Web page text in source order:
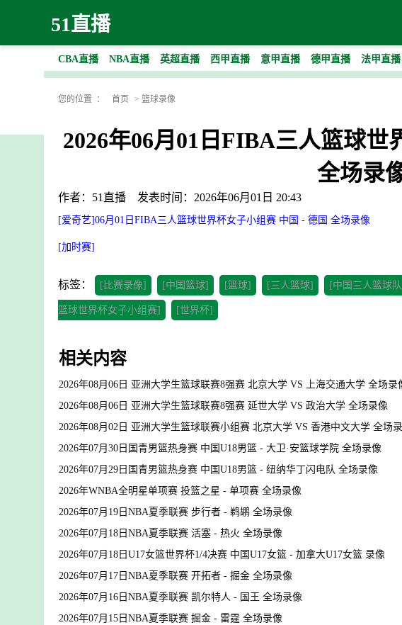
51直播
CBA直播 NBA直播 英超直播 西甲直播 意甲直播 德甲直播 法甲直播
您的位置 ： 首页 > 篮球录像
2026年06月01日FIBA三人篮球世
全场录
作者：51直播 发表时间：2026年06月01日 20:43
[爱奇艺]06月01日FIBA三人篮球世界杯女子小组赛 中国 - 德国 全场录像
[加时赛]
标签： [比赛录像] [中国篮球] [篮球] [三人篮球] [中国三人篮球
篮球世界杯女子小组赛] [世界杯]
相关内容
2026年08月06日 亚洲大学生篮球联赛8强赛 北京大学 VS 上海交通大学 全场录
2026年08月06日 亚洲大学生篮球联赛8强赛 延世大学 VS 政治大学 全场录像
2026年08月02日 亚洲大学生篮球联赛小组赛 北京大学 VS 香港中文大学 全场
2026年07月30日国青男篮热身赛 中国U18男篮 - 大卫·安篮球学院 全场录像
2026年07月29日国青男篮热身赛 中国U18男篮 - 纽纳华丁闪电队 全场录像
2026年WNBA全明星单项赛 投篮之星 - 单项赛 全场录像
2026年07月19日NBA夏季联赛 步行者 - 鹈鹕 全场录像
2026年07月18日NBA夏季联赛 活塞 - 热火 全场录像
2026年07月18日U17女篮世界杯1/4决赛 中国U17女篮 - 加拿大U17女篮 录像
2026年07月17日NBA夏季联赛 开拓者 - 掘金 全场录像
2026年07月16日NBA夏季联赛 凯尔特人 - 国王 全场录像
2026年07月15日NBA夏季联赛 掘金 - 雷霆 全场录像